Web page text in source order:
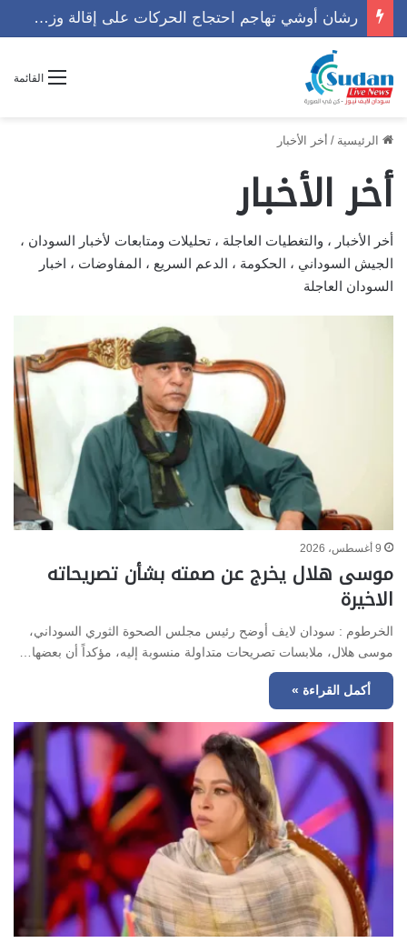
القائمة
الرئيسية / أخر الأخبار
أخر الأخبار
أخر الأخبار ، والتغطيات العاجلة ، تحليلات ومتابعات لأخبار السودان ،
الجيش السوداني ، الحكومة ، الدعم السريع ، المفاوضات ، اخبار
السودان العاجلة
9 أغسطس، 2026
موسى هلال يخرج عن صمته بشأن تصريحاته
الاخيرة
الخرطوم : سودان لايف أوضح رئيس مجلس الصحوة الثوري السوداني،
موسى هلال، ملابسات تصريحات متداولة منسوبة إليه، مؤكداً أن بعضها…
أكمل القراءة »